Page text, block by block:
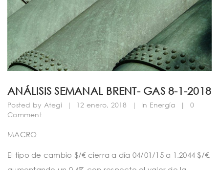
l
e
n
a
v
i
i
ANÁLISIS SEMANAL BRENT- GAS 8-1-2018
Posted by Ategi | 12 enero, 2018 | In Energía |
0
Comment
MACRO
El tipo de cambio $/€ cierra a día 04/01/15 a 1.2044 $/€,